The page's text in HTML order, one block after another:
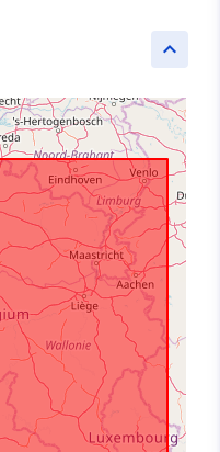
keyboard_arrow_up